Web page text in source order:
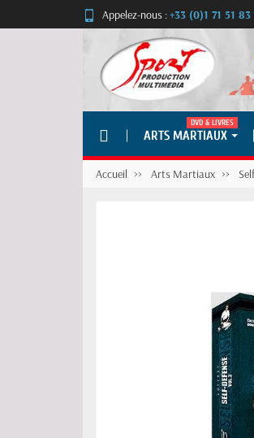
Appelez-nous :+33 (0)1 71 51 83
ARTS MARTIAUX
DVD & LIVRES
Accueil Arts Martiaux